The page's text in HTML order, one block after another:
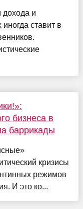
дохода и
ставит в
бизнеса в
баррикады
кризисы
режимов
И это ко...